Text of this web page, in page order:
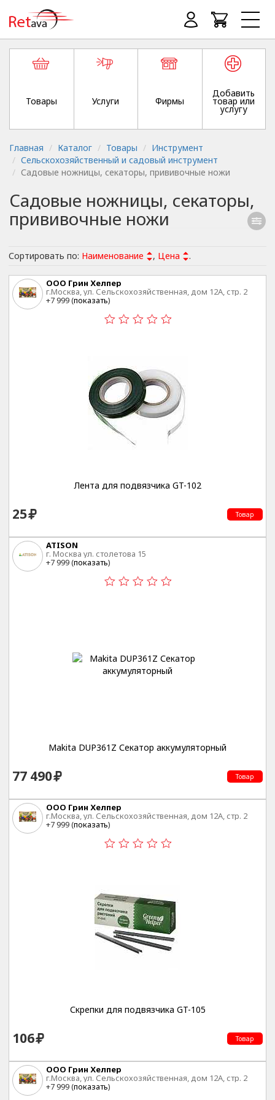
Товары Услуги Фирмы
Добавить
товар или
услугу
Главная Каталог Товары
Инструмент
Сельскохозяйственный и садовый инструмент
Садовые ножницы, секаторы, прививочные ножи
Садовые ножницы, секаторы,
прививочные ножи
Сортировать по: Наименование , Цена .
ООО Грин Хелпер
г.Москва, ул. Сельскохозяйственная, дом 12А, стр. 2
+7 999 (показать)
Лента для подвязчика GT-102
25 Товар
ATISON
г. Москва ул. столетова 15
+7 999 (показать)
Makita DUP361Z Секатор аккумуляторный
77 490 Товар
ООО Грин Хелпер
г.Москва, ул. Сельскохозяйственная, дом 12А, стр. 2
+7 999 (показать)
Скрепки для подвязчика GT-105
106 Товар
ООО Грин Хелпер
г.Москва, ул. Сельскохозяйственная, дом 12А, стр. 2
+7 999 (показать)